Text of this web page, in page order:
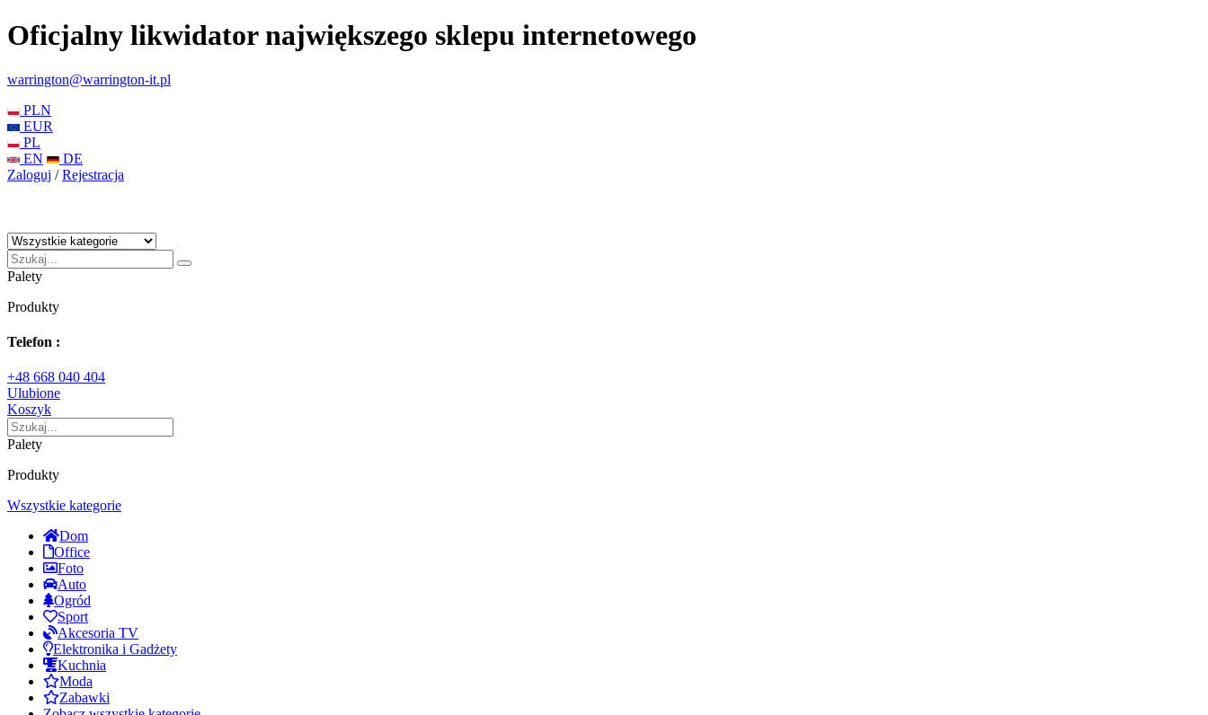
Oficjalny likwidator największego sklepu internetowego
warrington@warrington-it.pl
PLN
EUR
PL
EN
DE
Zaloguj / Rejestracja
Palety
Produkty
Telefon :
+48 668 040 404
Ulubione
Koszyk
Palety
Produkty
Wszystkie kategorie
Dom
Office
Foto
Auto
Ogród
Sport
Akcesoria TV
Elektronika i Gadżety
Kuchnia
Moda
Zabawki